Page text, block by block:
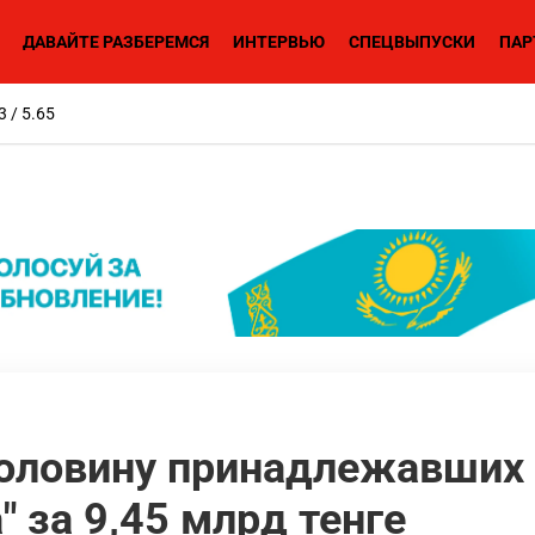
ДАВАЙТЕ РАЗБЕРЕМСЯ ИНТЕРВЬЮ СПЕЦВЫПУСКИ
/ 5.65
принадлежавших
за 9,45 млрд тенге